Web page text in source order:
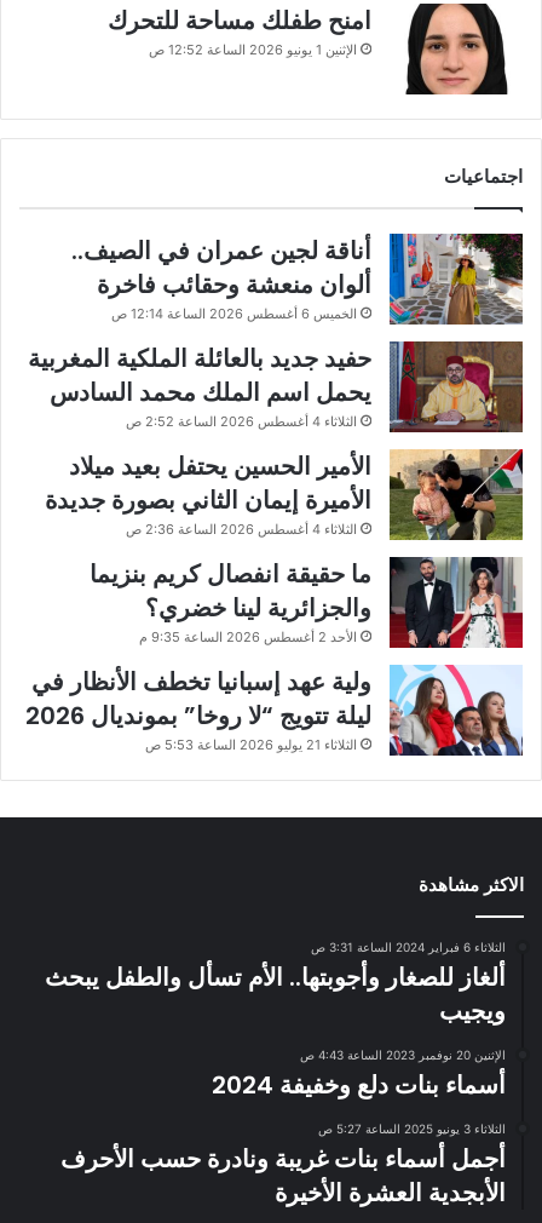
امنح طفلك مساحة للتحرك
الإثنين 1 يونيو 2026 الساعة 12:52 ص
اجتماعيات
أناقة لجين عمران في الصيف..
ألوان منعشة وحقائب فاخرة
الخميس 6 أغسطس 2026 الساعة 12:14 ص
حفيد جديد بالعائلة الملكية المغربية
يحمل اسم الملك محمد السادس
الثلاثاء 4 أغسطس 2026 الساعة 2:52 ص
الأمير الحسين يحتفل بعيد ميلاد
الأميرة إيمان الثاني بصورة جديدة
الثلاثاء 4 أغسطس 2026 الساعة 2:36 ص
ما حقيقة انفصال كريم بنزيما
والجزائرية لينا خضري؟
الأحد 2 أغسطس 2026 الساعة 9:35 م
ولية عهد إسبانيا تخطف الأنظار في
ليلة تتويج “لا روخا” بمونديال 2026
الثلاثاء 21 يوليو 2026 الساعة 5:53 ص
الاكثر مشاهدة
الثلاثاء 6 فبراير 2024 الساعة 3:31 ص
ألغاز للصغار وأجوبتها.. الأم تسأل والطفل يبحث
ويجيب
الإثنين 20 نوفمبر 2023 الساعة 4:43 ص
أسماء بنات دلع وخفيفة 2024
الثلاثاء 3 يونيو 2025 الساعة 5:27 ص
أجمل أسماء بنات غريبة ونادرة حسب الأحرف
الأبجدية العشرة الأخيرة